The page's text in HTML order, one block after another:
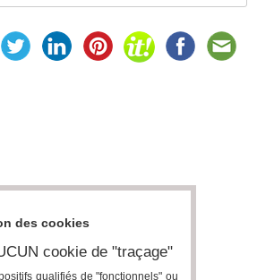
des cookies
cookie de "traçage"
qualifiés de "fonctionnels" ou